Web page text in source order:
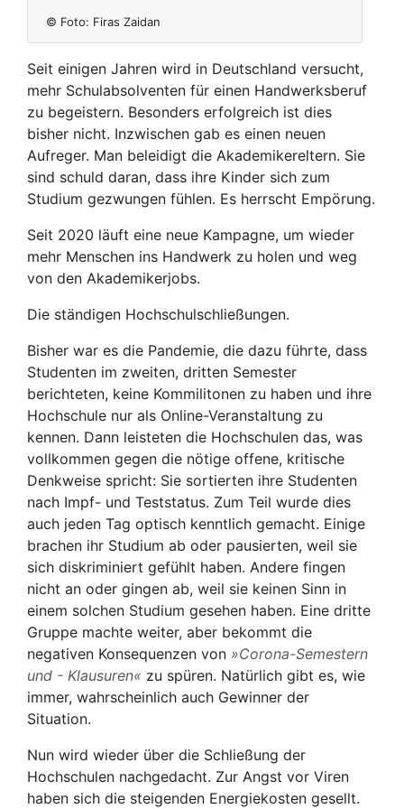
© Foto: Firas Zaidan
Seit einigen Jahren wird in Deutschland versucht,
mehr Schulabsolventen für einen Handwerksberuf
zu begeistern. Besonders erfolgreich ist dies
bisher nicht. Inzwischen gab es einen neuen
Aufreger. Man beleidigt die Akademikereltern. Sie
sind schuld daran, dass ihre Kinder sich zum
Studium gezwungen fühlen. Es herrscht Empörung.
Seit 2020 läuft eine neue Kampagne, um wieder
mehr Menschen ins Handwerk zu holen und weg
von den Akademikerjobs.
Die ständigen Hochschulschließungen.
Bisher war es die Pandemie, die dazu führte, dass
Studenten im zweiten, dritten Semester
berichteten, keine Kommilitonen zu haben und ihre
Hochschule nur als Online-Veranstaltung zu
kennen. Dann leisteten die Hochschulen das, was
vollkommen gegen die nötige offene, kritische
Denkweise spricht: Sie sortierten ihre Studenten
nach Impf- und Teststatus. Zum Teil wurde dies
auch jeden Tag optisch kenntlich gemacht. Einige
brachen ihr Studium ab oder pausierten, weil sie
sich diskriminiert gefühlt haben. Andere fingen
nicht an oder gingen ab, weil sie keinen Sinn in
einem solchen Studium gesehen haben. Eine dritte
Gruppe machte weiter, aber bekommt die
negativen Konsequenzen von
Corona-Semestern
und - Klausuren
zu spüren. Natürlich gibt es, wie
immer, wahrscheinlich auch Gewinner der
Situation.
Nun wird wieder über die Schließung der
Hochschulen nachgedacht. Zur Angst vor Viren
haben sich die steigenden Energiekosten gesellt.